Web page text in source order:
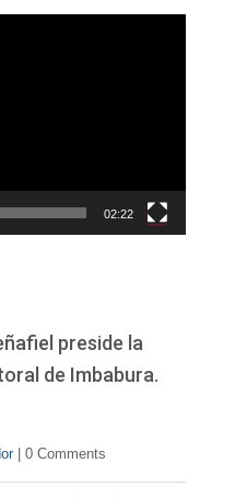
02:22
preside la
de Imbabura.
0 Comments